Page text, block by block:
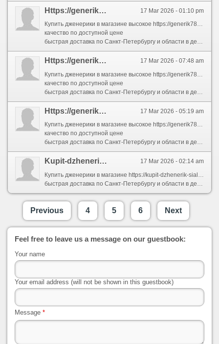
17 Mar 2026 - 01:10 pm
Https://generik78.ru/sialis/kupit-vidalistu-5mg-v-sankt-peterburge
Купить дженерики в магазине высокое https://generik78.ru/viagra/viagra-soft-kupit-v-moskve
качество по доступной цене
быстрая доставка по Санкт-Петербургу и области в день заказа
17 Mar 2026 - 07:48 am
Https://generik78.ru/viagra/kupit-kamagru-v-sankt-peterburge
качество по доступной цене
быстрая доставка по Санкт-Петербургу и области в день заказа
17 Mar 2026 - 05:19 am
Https://generik78.ru/sialis/kupit-sialis-soft-40mg-v-sankt-peterburge
Купить дженерики в магазине высокое https://generik78.ru/levitra/gde-kupit-levitru-v-sankt-peterburge
качество по доступной цене
быстрая доставка по Санкт-Петербургу и области в день заказа
17 Mar 2026 - 02:14 am
Kupit-dzhenerik-sialis-40mg.ru
Купить дженерики в магазине https://kupit-dzhenerik-sialis-40mg.ru/ высокое качество по доступной цене
быстрая доставка по Санкт-Петербургу и области в день заказа
Previous 4 5 6 Next
Feel free to leave us a message on our guestbook:
Your name
Your email address (will not be shown in this guestbook)
Message *